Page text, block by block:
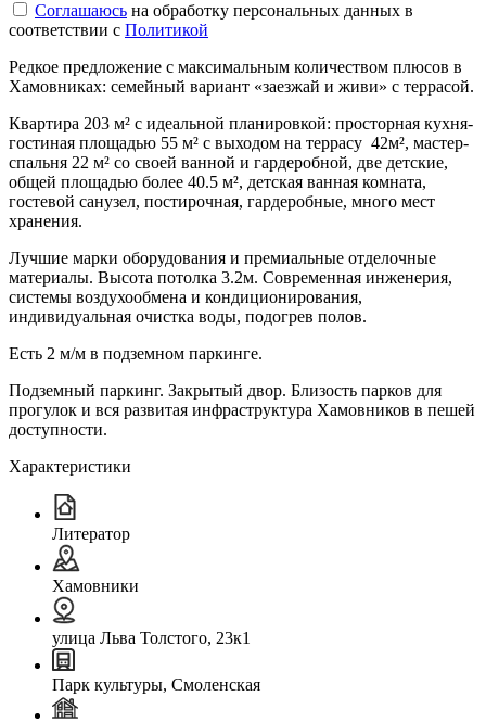
Соглашаюсь на обработку персональных данных в
соответствии с Политикой
Редкое предложение с максимальным количеством плюсов в
Хамовниках: семейный вариант «заезжай и живи» с террасой.
Квартира 203 м² с идеальной планировкой: просторная кухня-
гостиная площадью 55 м² с выходом на террасу 42м², мастер-
спальня 22 м² со своей ванной и гардеробной, две детские,
общей площадью более 40.5 м², детская ванная комната,
гостевой санузел, постирочная, гардеробные, много мест
хранения.
Лучшие марки оборудования и премиальные отделочные
материалы. Высота потолка 3.2м. Современная инженерия,
системы воздухообмена и кондиционирования,
индивидуальная очистка воды, подогрев полов.
Есть 2 м/м в подземном паркинге.
Подземный паркинг. Закрытый двор. Близость парков для
прогулок и вся развитая инфраструктура Хамовников в пешей
доступности.
Характеристики
Литератор
Хамовники
улица Льва Толстого, 23к1
Парк культуры, Смоленская